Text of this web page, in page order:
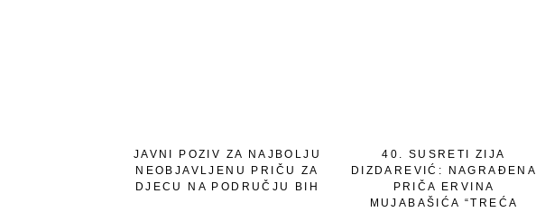
JAVNI POZIV ZA NAJBOLJU
NEOBJAVLJENU PRIČU ZA
DJECU NA PODRUČJU BIH
40. SUSRETI ZIJA
DIZDAREVIĆ: NAGRAĐENA
PRIČA ERVINA
MUJABAŠIĆA “TREĆA